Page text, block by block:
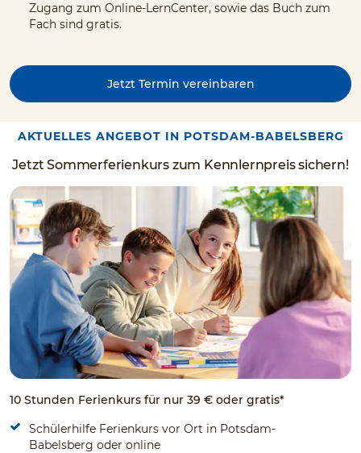
Zugang zum Online-LernCenter, sowie das Buch zum
Fach sind gratis.
Jetzt Termin vereinbaren
AKTUELLES ANGEBOT IN POTSDAM-BABELSBERG
Jetzt Sommerferienkurs zum Kennlernpreis sichern!
10 Stunden Ferienkurs für nur 39 € oder gratis*
Schülerhilfe Ferienkurs vor Ort in Potsdam-
Babelsberg oder online